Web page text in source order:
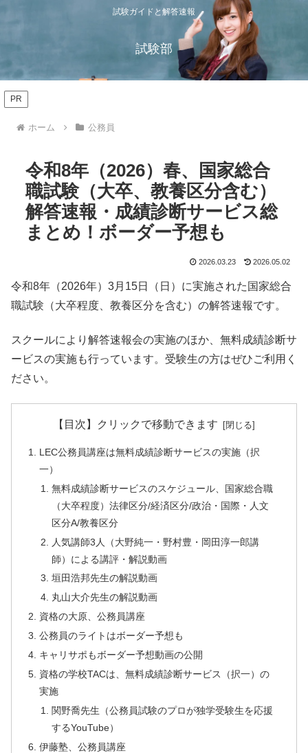
試験ガイドと解答速報
試験部
PR
ホーム 公務員
令和8年（2026）春、国家総合
職試験（大卒、教養区分含む）
解答速報・成績診断サービス総
まとめ！ボーダー予想も
2026.03.23 2026.05.02
令和8年（2026年）3月15日（日）に実施された国家総合
職試験（大卒程度、教養区分を含む）の解答速報です。
スクールにより解答速報会の実施のほか、無料成績診断サ
ービスの実施も行っています。受験生の方はぜひご利用く
ださい。
【目次】クリックで移動できます
LEC公務員講座は無料成績診断サービスの実施（択
一）
無料成績診断サービスのスケジュール、国家総合職
（大卒程度）法律区分/経済区分/政治・国際・人文
区分A/教養区分
人気講師3人（大野純一・野村豊・岡田淳一郎講
師）による講評・解説動画
垣田浩邦先生の解説動画
丸山大介先生の解説動画
資格の大原、公務員講座
公務員のライトはボーダー予想も
キャリサポもボーダー予想動画の公開
資格の学校TACは、無料成績診断サービス（択一）の
実施
関野喬先生（公務員試験のプロが独学受験生を応援
するYouTube）
伊藤塾、公務員講座